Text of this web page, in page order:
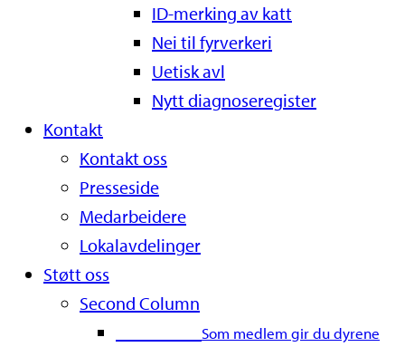
ID-merking av katt
Nei til fyrverkeri
Uetisk avl
Nytt diagnoseregister
Kontakt
Kontakt oss
Presseside
Medarbeidere
Lokalavdelinger
Støtt oss
Second Column
Som medlem gir du dyrene